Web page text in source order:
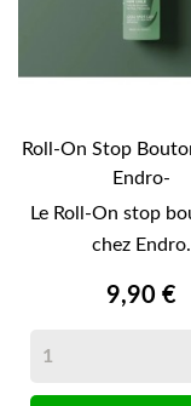
Roll-On Stop
Endro-
Le Roll-On stop
chez Endro.
9,90 €